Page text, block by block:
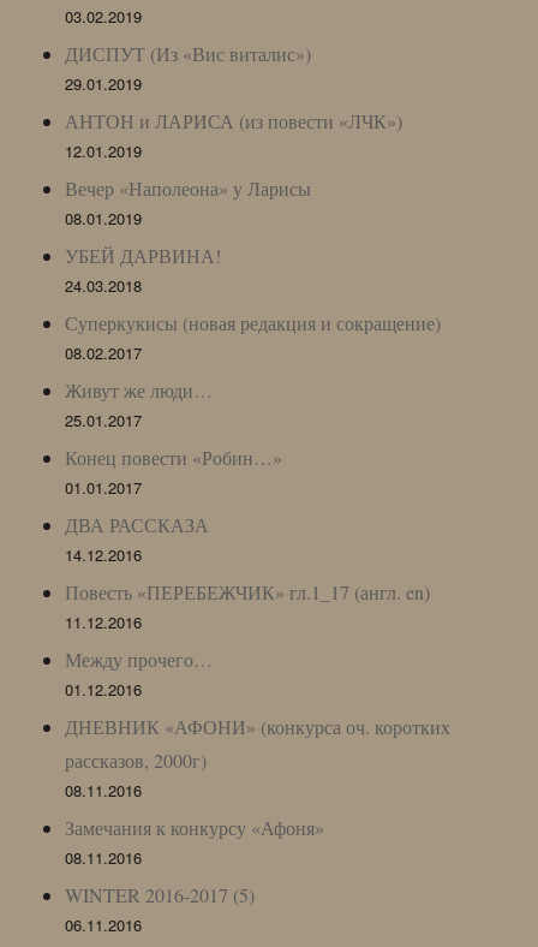
03.02.2019
ДИСПУТ (Из «Вис виталис»)
29.01.2019
АНТОН и ЛАРИСА (из повести «ЛЧК»)
12.01.2019
Вечер «Наполеона» у Ларисы
08.01.2019
УБЕЙ ДАРВИНА!
24.03.2018
Суперкукисы (новая редакция и сокращение)
08.02.2017
Живут же люди…
25.01.2017
Конец повести «Робин…»
01.01.2017
ДВА РАССКАЗА
14.12.2016
Повесть «ПЕРЕБЕЖЧИК» гл.1_17 (англ. en)
11.12.2016
Между прочего…
01.12.2016
ДНЕВНИК «АФОНИ» (конкурса оч. коротких
рассказов, 2000г)
08.11.2016
Замечания к конкурсу «Афоня»
08.11.2016
WINTER 2016-2017 (5)
06.11.2016